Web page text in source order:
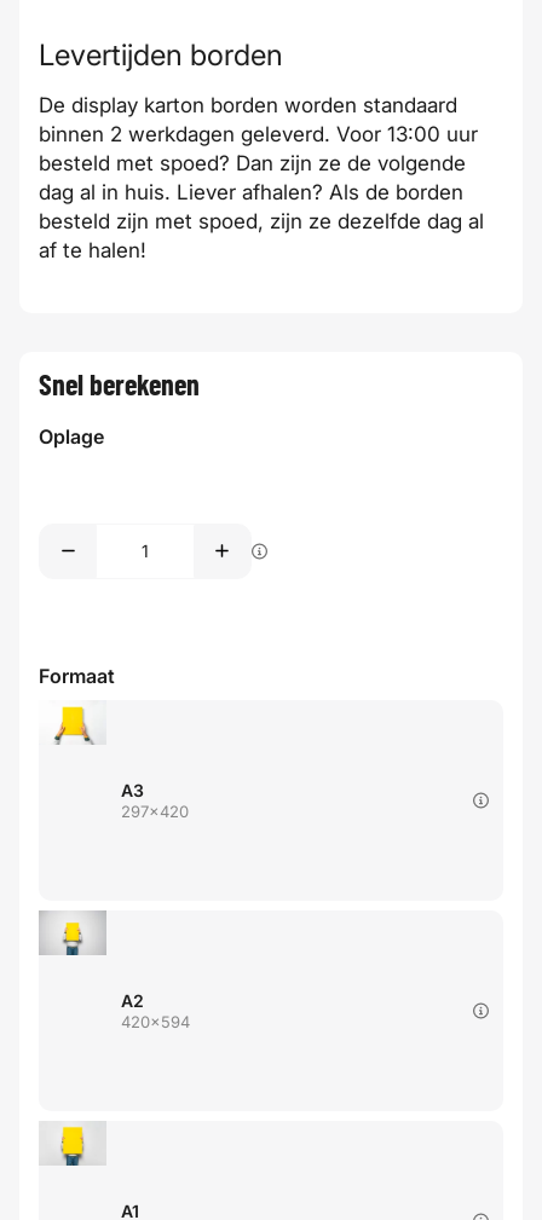
Levertijden borden
De display karton borden worden standaard
binnen 2 werkdagen geleverd. Voor 13:00 uur
besteld met spoed? Dan zijn ze de volgende
dag al in huis. Liever afhalen? Als de borden
besteld zijn met spoed, zijn ze dezelfde dag al
af te halen!
Snel berekenen
Oplage
Formaat
A3
297x420
A2
420x594
A1